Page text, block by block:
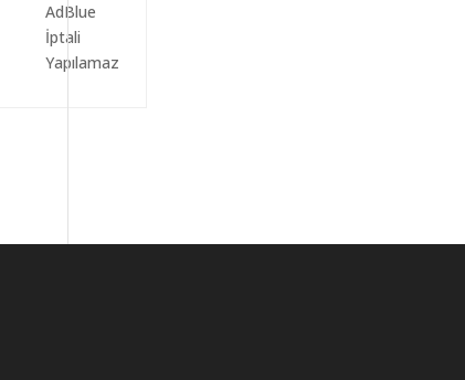
AdBlue
İptali
Yapılamaz